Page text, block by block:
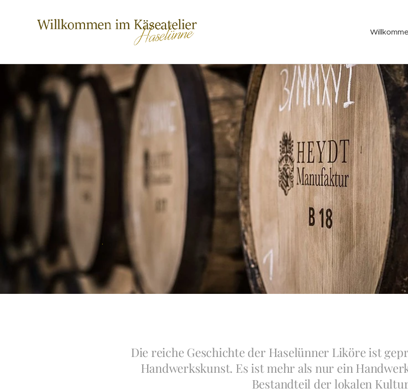
.
Die reiche Geschichte der Haselünner Liköre ist
Handwerkskunst. Es ist mehr als nur ein
Bestandteil der lokalen